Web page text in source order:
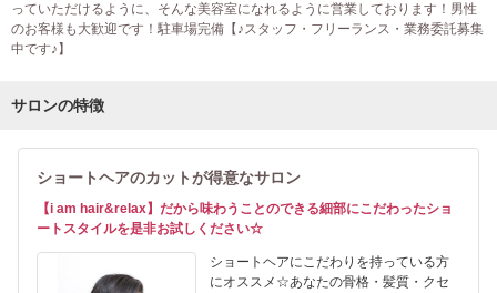
っていただけるように、そんな美容室になれるように営業しております！男性
のお客様も大歓迎です！駐車場完備【♪スタッフ・フリーランス・業務委託募集
中です♪】
サロンの特徴
ショートヘアのカットが得意なサロン
【i am hair&relax】だから味わうことのできる細部にこだわったショ
ートスタイルを是非お試しください☆
ショートヘアにこだわりを持っている方
にオススメ☆あなたの骨格・髪質・クセ